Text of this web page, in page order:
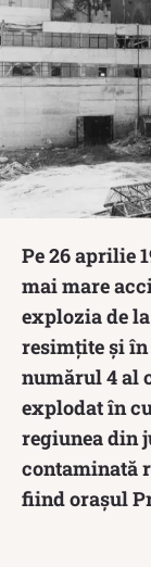
Pe 26 aprilie
mai mare
explozia de
resimțite și în
numărul 4 al
explodat în
regiunea din
contaminată
fiind orașul